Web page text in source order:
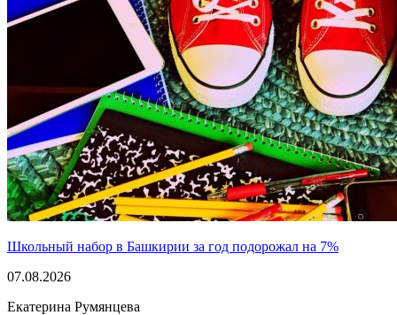
Школьный набор в Башкирии за год подорожал на 7%
07.08.2026
Екатерина Румянцева